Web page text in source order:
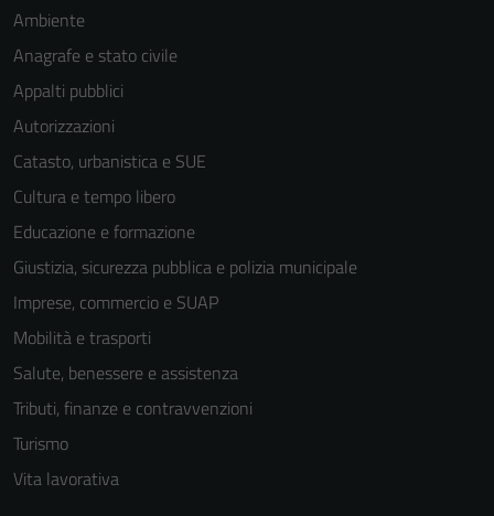
Ambiente
Anagrafe e stato civile
Appalti pubblici
Autorizzazioni
Catasto, urbanistica e SUE
Cultura e tempo libero
Educazione e formazione
Giustizia, sicurezza pubblica e polizia municipale
Imprese, commercio e SUAP
Mobilità e trasporti
Salute, benessere e assistenza
Tributi, finanze e contravvenzioni
Turismo
Vita lavorativa
non raccolgono